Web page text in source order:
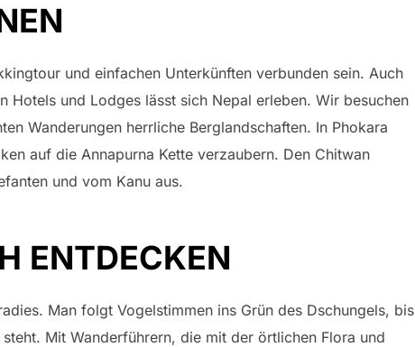
und einfachen Unterkünften verbunden sein. Auch
Hotels und Lodges lässt sich Nepal erleben. Wir besuchen
Wanderungen herrliche Berglandschaften. In Phokara
auf die Annapurna Kette verzaubern. Den Chitwan
und vom Kanu aus.
ENTDECKEN
Man folgt Vogelstimmen ins Grün des Dschungels, bis
Mit Wanderführern, die mit der örtlichen Flora und